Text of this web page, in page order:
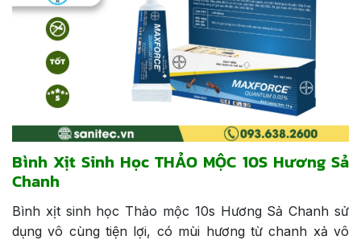
Bình Xịt Sinh Học THẢO MỘC 10S Hương Sả
Chanh
Bình xịt sinh học Thảo mộc 10s Hương Sả Chanh sử
dụng vô cùng tiện lợi, có mùi hương từ chanh xả vô